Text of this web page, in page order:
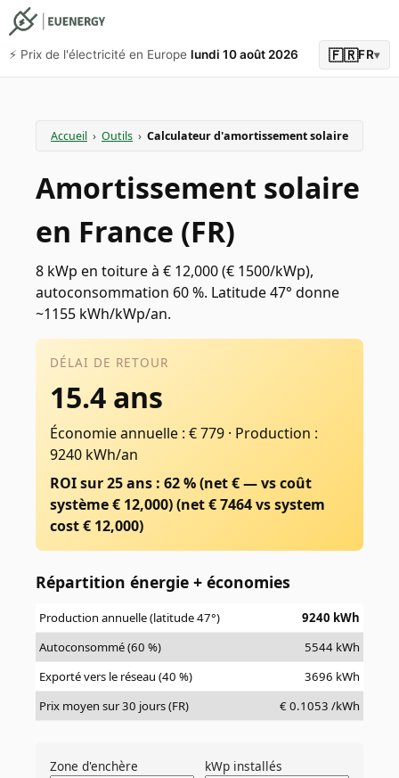
⚡️ Prix de l'électricité en Europe lundi 10 août 2026 🇫🇷FR▾
Accueil › Outils › Calculateur d'amortissement solaire
Amortissement solaire
en France (FR)
8 kWp en toiture à € 12,000 (€ 1500/kWp),
autoconsommation 60 %. Latitude 47° donne
~1155 kWh/kWp/an.
DÉLAI DE RETOUR
15.4 ans
Économie annuelle : € 779 · Production :
9240 kWh/an
ROI sur 25 ans : 62 % (net € — vs coût
système € 12,000)(net €7464vs system
cost € 12,000)
Répartition énergie + économies
Production annuelle (latitude 47°) 9240 kWh
Autoconsommé (60 %)
5544 kWh
Exporté vers le réseau (40 %)
3696 kWh
Prix moyen sur 30 jours (FR)
€ 0.1053 /kWh
Zone d'enchère kWp installés